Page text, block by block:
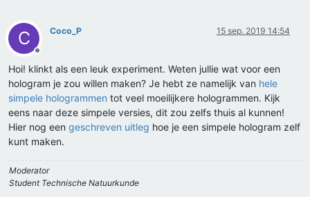
C
Offline
Coco_P 15 sep. 2019 14:54
Hoi! klinkt als een leuk experiment. Weten jullie wat voor een
hologram je zou willen maken? Je hebt ze namelijk van hele
simpele hologrammen tot veel moeilijkere hologrammen. Kijk
eens naar deze simpele versies, dit zou zelfs thuis al kunnen!
Hier nog een geschreven uitleg hoe je een simpele hologram zelf
kunt maken.
Moderator
Student Technische Natuurkunde